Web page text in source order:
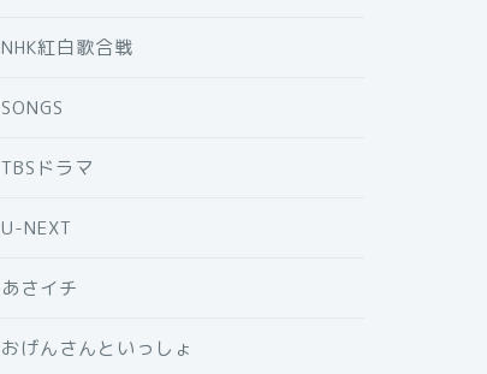
NHK紅白歌合戦
SONGS
TBSドラマ
U-NEXT
あさイチ
おげんさんといっしょ